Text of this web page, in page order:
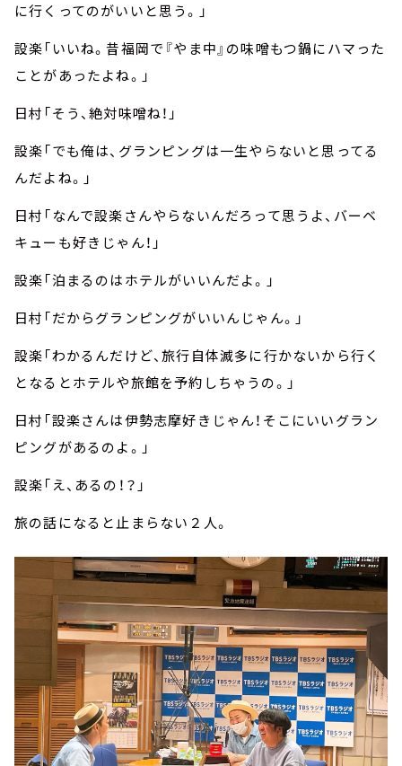
に行くってのがいいと思う。」
設楽「いいね。昔福岡で『やま中』の味噌もつ鍋にハマった
ことがあったよね。」
日村「そう、絶対味噌ね！」
設楽「でも俺は、グランピングは一生やらないと思ってる
んだよね。」
日村「なんで設楽さんやらないんだろって思うよ、バーベ
キューも好きじゃん！」
設楽「泊まるのはホテルがいいんだよ。」
日村「だからグランピングがいいんじゃん。」
設楽「わかるんだけど、旅行自体滅多に行かないから行く
となるとホテルや旅館を予約しちゃうの。」
日村「設楽さんは伊勢志摩好きじゃん！そこにいいグラン
ピングがあるのよ。」
設楽「え、あるの！？」
旅の話になると止まらない２人。